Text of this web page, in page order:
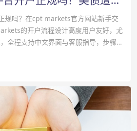
规吗？在cpt markets官方网站新手交
的开户流程设计高度用户友好，尤
全程支持中文界面与客服指导，步骤清